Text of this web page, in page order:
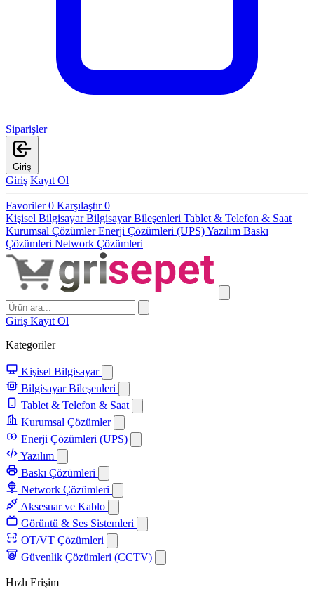
Siparişler
Giriş
Giriş Kayıt Ol
Favoriler0 Karşılaştır0
Kişisel BilgisayarBilgisayar Bileşenleri Tablet & Telefon & Saat
Kurumsal ÇözümlerEnerji Çözümleri (UPS)Yazılım Baskı
Çözümleri Network Çözümleri
Giriş Kayıt Ol
Kategoriler
Kişisel Bilgisayar
Bilgisayar Bileşenleri
Tablet & Telefon & Saat
Kurumsal Çözümler
Enerji Çözümleri (UPS)
Yazılım
Baskı Çözümleri
Network Çözümleri
Aksesuar ve Kablo
Görüntü & Ses Sistemleri
OT/VT Çözümleri
Güvenlik Çözümleri (CCTV)
Hızlı Erişim